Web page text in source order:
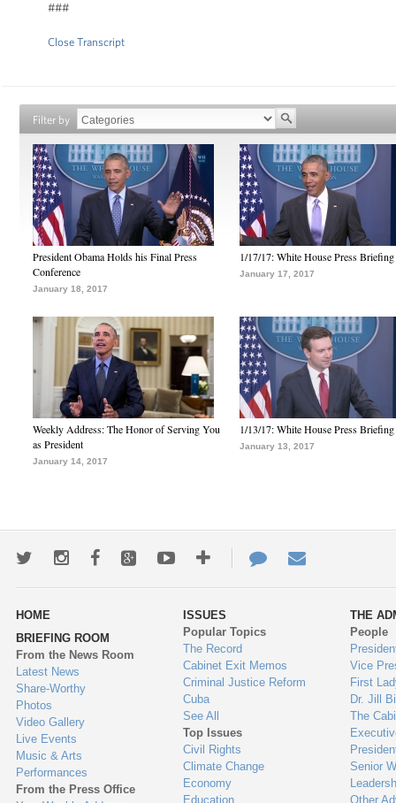
###
Close Transcript
Filter by
President Obama Holds his Final Press
Conference
January 18, 2017
1/17/17: White House Press Briefing
January 17, 2017
Weekly Address: The Honor of Serving You
as President
January 14, 2017
1/13/17: White House Press Briefing
January 13, 2017